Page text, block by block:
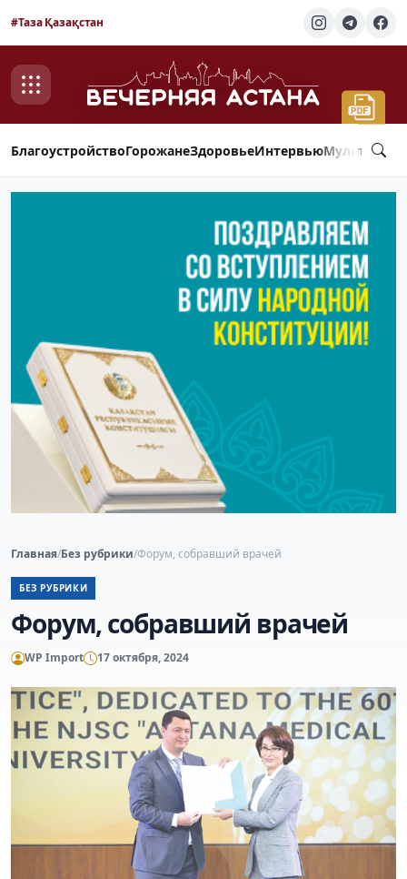
#Таза Қазақстан
БлагоустройствоГорожанеЗдоровьеИнтервью
Главная/Без рубрики/Форум, собравший врачей
БЕЗ РУБРИКИ
Форум, собравший врачей
WP Import 17 октября, 2024